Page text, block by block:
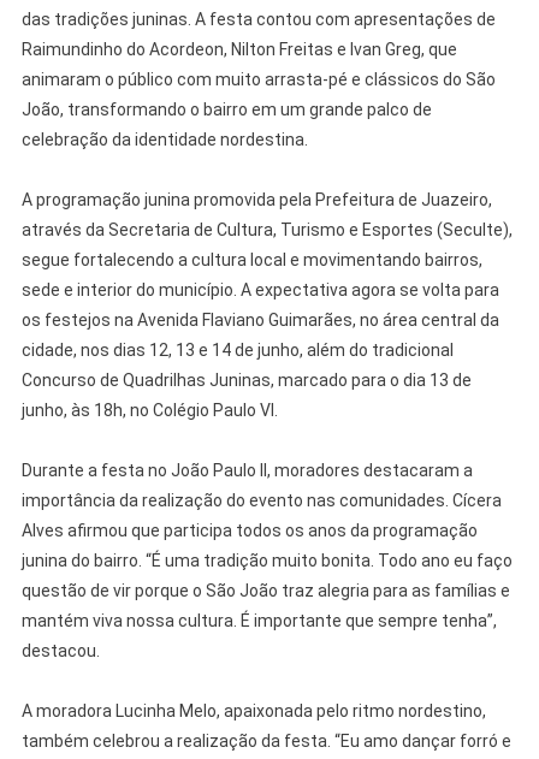
das tradições juninas. A festa contou com apresentações de
Raimundinho do Acordeon, Nilton Freitas e Ivan Greg, que
animaram o público com muito arrasta-pé e clássicos do São
João, transformando o bairro em um grande palco de
celebração da identidade nordestina.
A programação junina promovida pela Prefeitura de Juazeiro,
através da Secretaria de Cultura, Turismo e Esportes (Seculte),
segue fortalecendo a cultura local e movimentando bairros,
sede e interior do município. A expectativa agora se volta para
os festejos na Avenida Flaviano Guimarães, no área central da
cidade, nos dias 12, 13 e 14 de junho, além do tradicional
Concurso de Quadrilhas Juninas, marcado para o dia 13 de
junho, às 18h, no Colégio Paulo VI.
Durante a festa no João Paulo II, moradores destacaram a
importância da realização do evento nas comunidades. Cícera
Alves afirmou que participa todos os anos da programação
junina do bairro. “É uma tradição muito bonita. Todo ano eu faço
questão de vir porque o São João traz alegria para as famílias e
mantém viva nossa cultura. É importante que sempre tenha”,
destacou.
A moradora Lucinha Melo, apaixonada pelo ritmo nordestino,
também celebrou a realização da festa. “Eu amo dançar forró e